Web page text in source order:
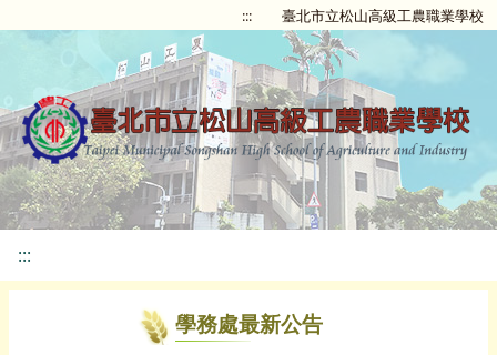
::: 臺北市立松山高級工農職業學校
:::
學務處最新公告